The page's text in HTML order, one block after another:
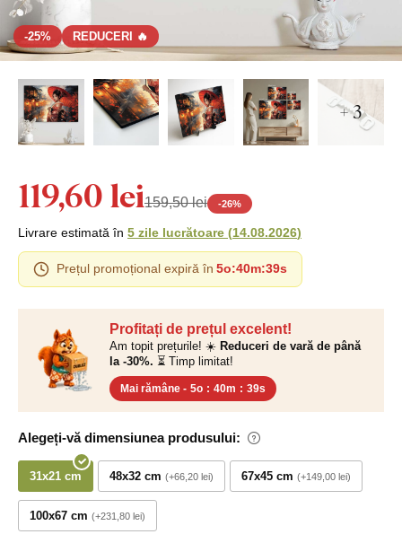
-25% REDUCERI 🔥
+ 3
Profitați de prețul excelent!
Am topit prețurile! ☀️ Reduceri de vară de până
la -30%. ⏳ Timp limitat!
Mai rămâne - 5o : 40m : 38s
Alegeți-vă dimensiunea produsului:
31x21 cm 48x32 cm +66,20 lei 67x45 cm +149,00 lei
100x67 cm +231,80 lei
119,60 lei159,50 lei -26%
Livrare estimată în 5 zile lucrătoare (14.08.2026)
Prețul promoțional expiră în 5o:40m:38s